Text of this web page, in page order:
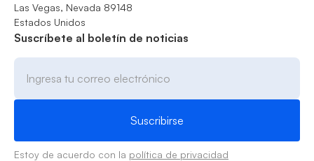
Las Vegas, Nevada 89148
Estados Unidos
Suscríbete al boletín de noticias
Estoy de acuerdo con la política de privacidad